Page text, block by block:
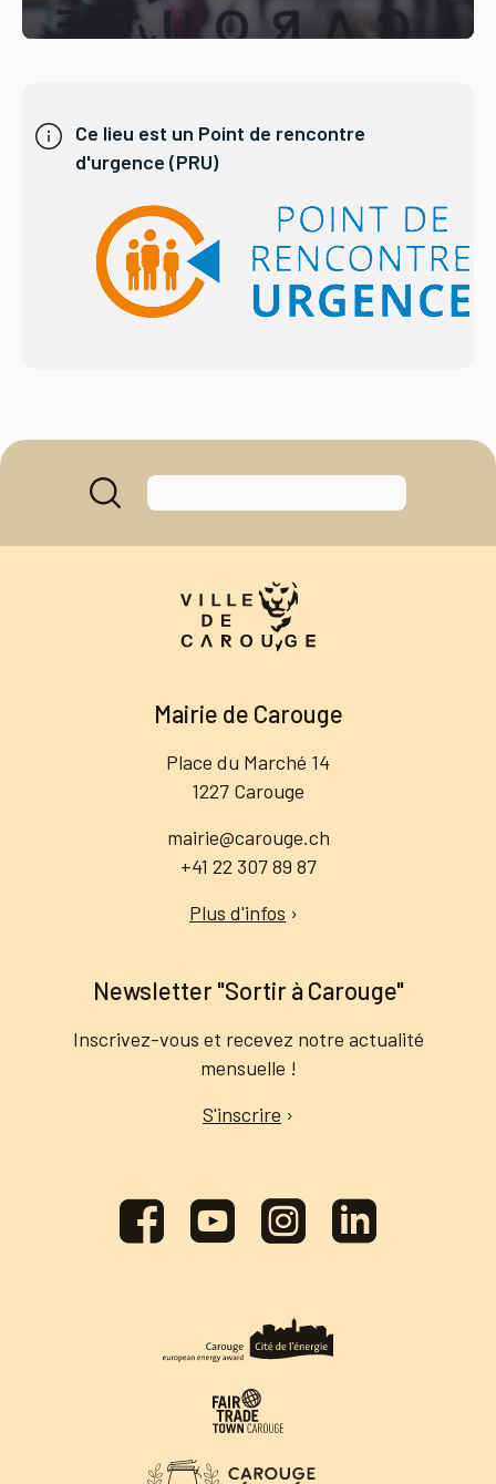
Ce lieu est un Point de rencontre
d'urgence (PRU)
Mairie de Carouge
Place du Marché 14
1227 Carouge
mairie@carouge.ch
+41 22 307 89 87
Plus d'infos ›
Newsletter "Sortir à Carouge"
Inscrivez-vous et recevez notre actualité
mensuelle !
S'inscrire ›